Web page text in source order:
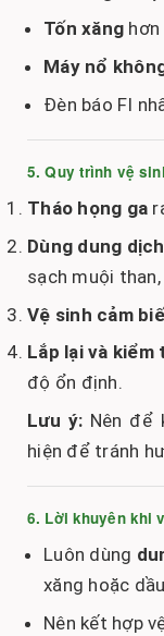
Tốn xăng
Máy nổ
Đèn báo FI
5. Quy trình vệ
Tháo họng ga
Dùng dung
sạch muội than,
Vệ sinh cảm
Lắp lại và kiểm
độ ổn định.
Lưu ý: Nên để
hiện để tránh
6. Lời khuyên khi
Luôn dùng
xăng hoặc
Nên kết hợp